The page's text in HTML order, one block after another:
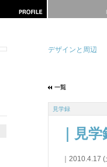
デザインと周辺
見学録
｜見
｜2010.4.17